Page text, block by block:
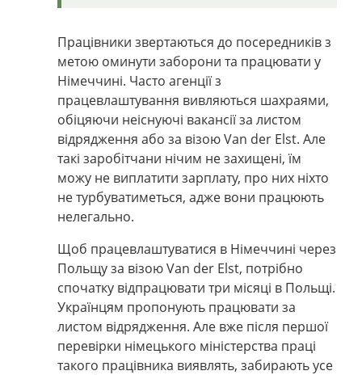
Працівники звертаються до посередників з
метою оминути заборони та працювати у
Німеччині. Часто агенції з
працевлаштування вивляються шахраями,
обіцяючи неіснуючі вакансії за листом
відрядження або за візою Van der Elst. Але
такі заробітчани нічим не захищені, їм
можу не виплатити зарплату, про них ніхто
не турбуватиметься, адже вони працюють
нелегально.
Щоб працевлаштуватися в Німеччині через
Польщу за візою Van der Elst, потрібно
спочатку відпрацювати три місяці в Польщі.
Українцям пропонують працювати за
листом відрядження. Але вже після першої
перевірки німецького міністерства праці
такого працівника виявлять, забирають усе